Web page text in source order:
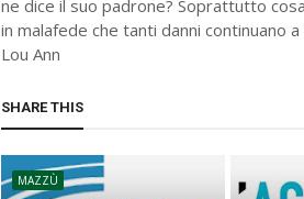
ne dice il suo padrone? Soprattutto
in malafede che tanti danni continuano
Lou Ann
SHARE THIS
MAZZÙ